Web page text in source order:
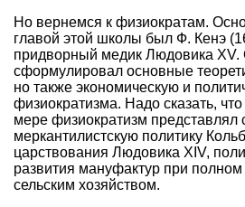
Но вернемся к физиократам.
главой этой школы был Ф. Кенэ
придворный медик Людовика XV.
сформулировал основные
но также экономическую и
физиократизма. Надо сказать,
мере физиократизм представлял
меркантилистскую политику
царствования Людовика XIV,
развития мануфактур при
сельским хозяйством.